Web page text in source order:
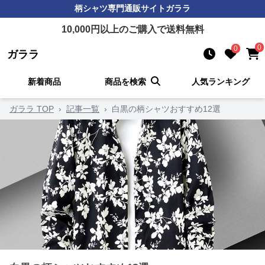
柄シャツ専門通販サイトガララ
10,000円以上のご購入で送料無料
ガララ 0 0
新着商品 商品を検索 人気ランキング
ガララ TOP › 記事一覧 › 白黒の柄シャツおすすめ12選